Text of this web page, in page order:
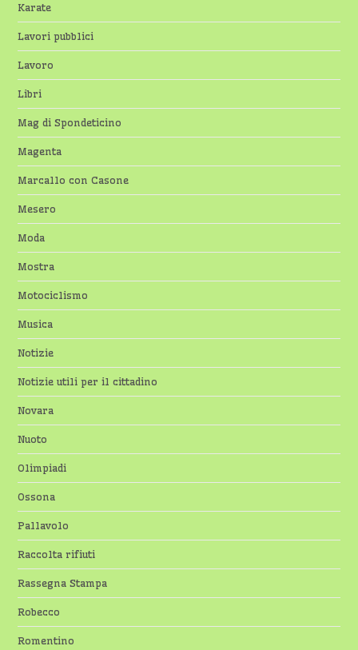
Karate
Lavori pubblici
Lavoro
Libri
Mag di Spondeticino
Magenta
Marcallo con Casone
Mesero
Moda
Mostra
Motociclismo
Musica
Notizie
Notizie utili per il cittadino
Novara
Nuoto
Olimpiadi
Ossona
Pallavolo
Raccolta rifiuti
Rassegna Stampa
Robecco
Romentino